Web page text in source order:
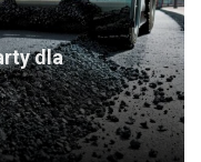
dla